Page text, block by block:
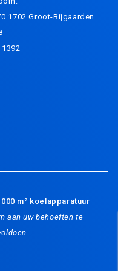
1702 Groot-Bijgaarden
1392
m² koelapparatuur
aan uw behoeften te